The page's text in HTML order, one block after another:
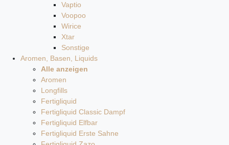
Vaptio
Voopoo
Wirice
Xtar
Sonstige
Aromen, Basen, Liquids
Alle anzeigen
Aromen
Longfills
Fertigliquid
Fertigliquid Classic Dampf
Fertigliquid Elfbar
Fertigliquid Erste Sahne